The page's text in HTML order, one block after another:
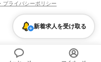
三田市加西市丹波篠山市
たつの市川辺郡多可郡加古郡
須磨駅 塩屋駅
川駅 加古川駅宝殿駅曽根駅
有年駅
バー（BAR）・バーテンダー
長・マネージャー）
ルートセールス
店・携帯販売（携帯ショップ）
髪型・髪色自由
留学生・外国人活躍中
2・3日からOK 週4日以上OK
新着求人を受け取る
プライバシーポリシー